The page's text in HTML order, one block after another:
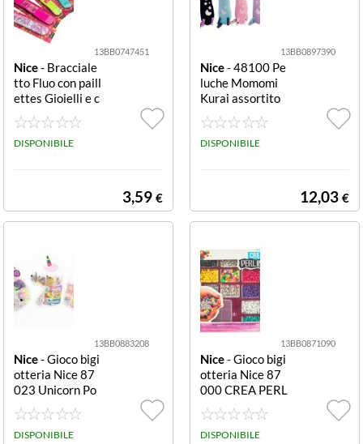
13BB0747451
Nice- Bracciale
tto Fluo con paill
ettes Gioielli e c
ollane giocattol
o Nice 02560 GI
RABR Gioielli e
DISPONIBILE
3,59 €
13BB0897390
Nice- 48100 Pe
luche Momomi
Kurai assortito
150 mm Kurai
DISPONIBILE
12,03 €
13BB0883208
Nice- Gioco bigi
otteria Nice 87
023 Unicorn Po
cket Box Assort
ito Unicorn Pock
et Box
DISPONIBILE
13BB0871090
Nice- Gioco bigi
otteria Nice 87
000 CREA PERL
INE Abc Perline
Abc Perline
DISPONIBILE